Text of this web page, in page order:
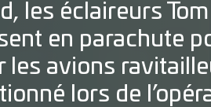
les éclaireurs
en parachute
les avions
lors de